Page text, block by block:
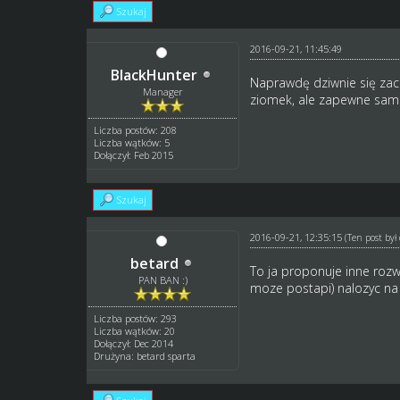
Szukaj
BlackHunter
Manager
Liczba postów: 208
Liczba wątków: 5
Dołączył: Feb 2015
2016-09-21, 11:45:49
Naprawdę dziwnie się
ziomek, ale zapewne
Szukaj
betard
PAN BAN :)
Liczba postów: 293
Liczba wątków: 20
Dołączył: Dec 2014
Drużyna: betard sparta
2016-09-21, 12:35:15 (Ten post
To ja proponuje inne
moze postapi) nalozyc